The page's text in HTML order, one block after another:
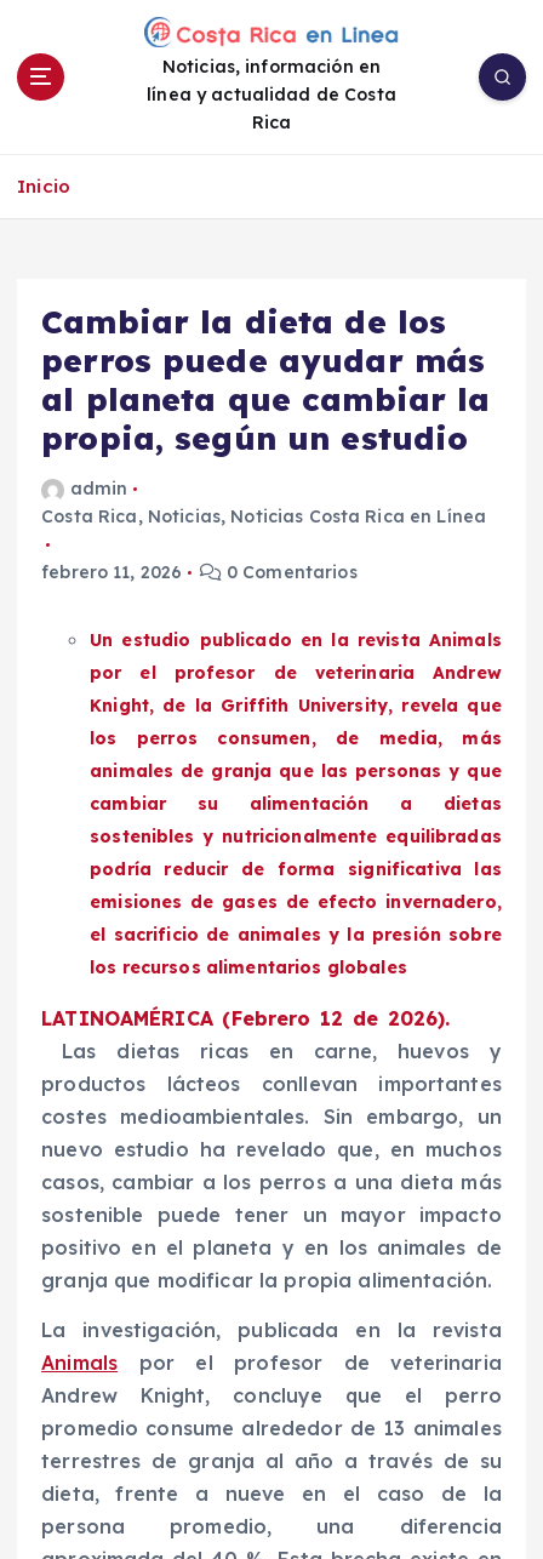
Noticias, información en
línea y actualidad de Costa
Rica
Inicio
Cambiar la dieta de los
perros puede ayudar más
al planeta que cambiar la
propia, según un estudio
admin
Costa Rica, Noticias, Noticias Costa Rica en Línea
febrero 11, 2026 0 Comentarios
Un estudio publicado en la revista Animals
por el profesor de veterinaria Andrew
Knight, de la Griffith University, revela que
los perros consumen, de media, más
animales de granja que las personas y que
cambiar su alimentación a dietas
sostenibles y nutricionalmente equilibradas
podría reducir de forma significativa las
emisiones de gases de efecto invernadero,
el sacrificio de animales y la presión sobre
los recursos alimentarios globales
LATINOAMÉRICA (Febrero 12 de 2026).
Las dietas ricas en carne, huevos y
productos lácteos conllevan importantes
costes medioambientales. Sin embargo, un
nuevo estudio ha revelado que, en muchos
casos, cambiar a los perros a una dieta más
sostenible puede tener un mayor impacto
positivo en el planeta y en los animales de
granja que modificar la propia alimentación.
La investigación, publicada en la revista
Animals por el profesor de veterinaria
Andrew Knight, concluye que el perro
promedio consume alrededor de 13 animales
terrestres de granja al año a través de su
dieta, frente a nueve en el caso de la
persona promedio, una diferencia